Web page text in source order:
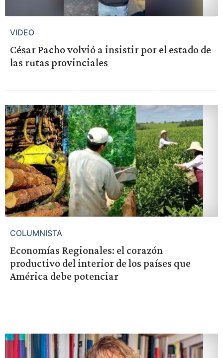
VIDEO
César Pacho volvió a insistir por el estado de
las rutas provinciales
COLUMNISTA
Economías Regionales: el corazón
productivo del interior de los países que
América debe potenciar